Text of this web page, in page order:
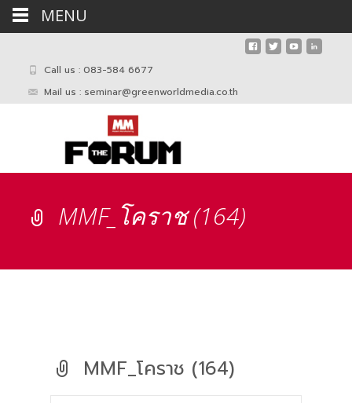
Call us : 083-584 6677
Mail us : seminar@greenworldmedia.co.th
MMF_โคราช (164)
MMF_โคราช (164)
MENU